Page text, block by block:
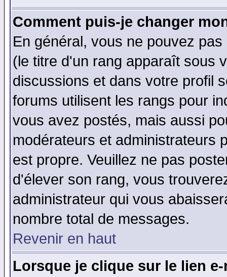
Comment puis-je changer
En général, vous ne pouvez
(le titre d'un rang apparaît sous
discussions et dans votre profil
forums utilisent les rangs pour
vous avez postés, mais aussi
modérateurs et administrateurs
est propre. Veuillez ne pas
d'élever son rang, vous
administrateur qui vous
nombre total de messages.
Revenir en haut
Lorsque je clique sur le lien